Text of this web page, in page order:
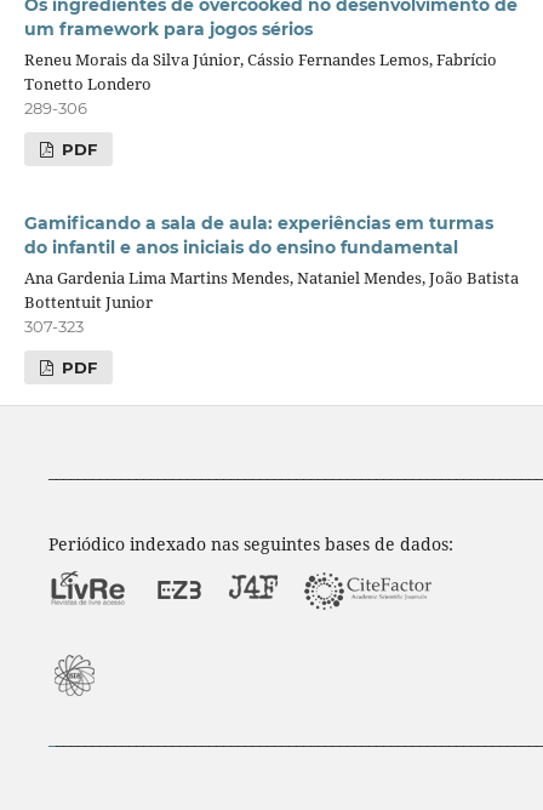
Os ingredientes de overcooked no desenvolvimento de
um framework para jogos sérios
Reneu Morais da Silva Júnior, Cássio Fernandes Lemos, Fabrício
Tonetto Londero
289-306
PDF
Gamificando a sala de aula: experiências em turmas
do infantil e anos iniciais do ensino fundamental
Ana Gardenia Lima Martins Mendes, Nataniel Mendes, João Batista
Bottentuit Junior
307-323
PDF
Periódico indexado nas seguintes bases de dados: